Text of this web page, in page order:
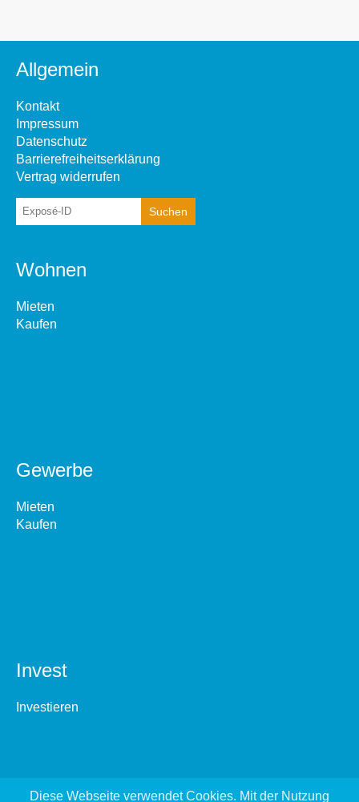
Allgemein
Kontakt
Impressum
Datenschutz
Barrierefreiheitserklärung
Vertrag widerrufen
Wohnen
Mieten
Kaufen
Gewerbe
Mieten
Kaufen
Invest
Investieren
Diese Webseite verwendet Cookies. Mit der Nutzung